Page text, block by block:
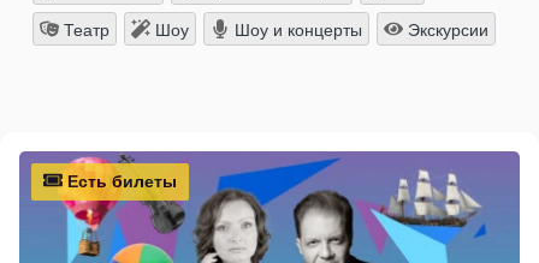
Театр Шоу Шоу и концерты Экскурсии
Есть билеты